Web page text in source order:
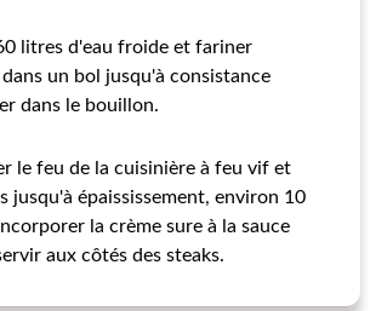
litres d'eau froide et fariner
un bol jusqu'à consistance
dans le bouillon.
le feu de la cuisinière à feu vif et
jusqu'à épaississement, environ 10
la crème sure à la sauce
aux côtés des steaks.